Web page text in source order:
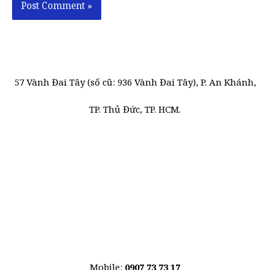
57 Vành Đai Tây (số cũ: 936 Vành Đai Tây), P. An Khánh,
TP. Thủ Đức, TP. HCM.
Mobile: 0907 73 73 17